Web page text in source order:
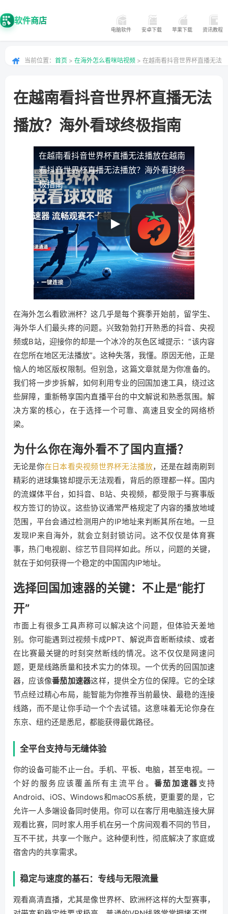
软件商店
电脑软件 安卓下载 苹果下载 资讯教程
当前位置： 首页 > 在海外怎么看咪咕视频 > 在越南看抖音世界杯直播无法
在越南看抖音世界杯直播无法
播放？海外看球终极指南
在越南看抖音世界杯直播无法播放在越南
看抖音世界杯直播无法播放？海外看球终
极指南
在海外怎么看欧洲杯？这几乎是每个赛季开始前，留学生、
海外华人们最头疼的问题。兴致勃勃打开熟悉的抖音、央视
频或B站，迎接你的却是一个冰冷的灰色区域提示：“该内容
在您所在地区无法播放”。这种失落，我懂。原因无他，正是
恼人的地区版权限制。但别急，这篇文章就是为你准备的。
我们将一步步拆解，如何利用专业的回国加速工具，绕过这
些屏障，重新畅享国内直播平台的中文解说和熟悉氛围。解
决方案的核心，在于选择一个可靠、高速且安全的网络桥
梁。
为什么你在海外看不了国内直播？
无论是你在日本看央视频世界杯无法播放，还是在越南刷到
精彩的进球集锦却提示无法观看，背后的原理都一样。国内
的流媒体平台，如抖音、B站、央视频，都受限于与赛事版
权方签订的协议。这些协议通常严格规定了内容的播放地域
范围，平台会通过检测用户的IP地址来判断其所在地。一旦
发现IP来自海外，就会立刻封锁访问。这不仅仅是体育赛
事，热门电视剧、综艺节目同样如此。所以，问题的关键，
就在于如何获得一个稳定的中国国内IP地址。
选择回国加速器的关键：不止是“能打
开”
市面上有很多工具声称可以解决这个问题，但体验天差地
别。你可能遇到过视频卡成PPT、解说声音断断续续、或者
在比赛最关键的时刻突然断线的情况。这不仅仅是网速问
题，更是线路质量和技术实力的体现。一个优秀的回国加速
器，应该像番茄加速器这样，提供全方位的保障。它的全球
节点经过精心布局，能智能为你推荐当前最快、最稳的连接
线路，而不是让你手动一个个去试错。这意味着无论你身在
东京、纽约还是悉尼，都能获得最优路径。
全平台支持与无缝体验
你的设备可能不止一台。手机、平板、电脑，甚至电视。一
个好的服务应该覆盖所有主流平台。番茄加速器支持
Android、iOS、Windows和macOS系统，更重要的是，它
允许一人多端设备同时使用。你可以在客厅用电脑连接大屏
观看比赛，同时家人用手机在另一个房间观看不同的节目，
互不干扰，共享一个账户。这种便利性，彻底解决了家庭或
宿舍内的共享需求。
稳定与速度的基石：专线与无限流量
观看高清直播，尤其是像世界杯、欧洲杯这样的大型赛事，